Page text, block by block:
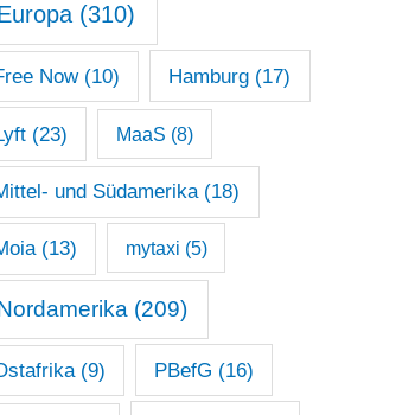
(310)
Now(10) Hamburg (17)
(23) MaaS (8)
und Südamerika(18)
(13) mytaxi (5)
(209)
(9) PBefG (16)